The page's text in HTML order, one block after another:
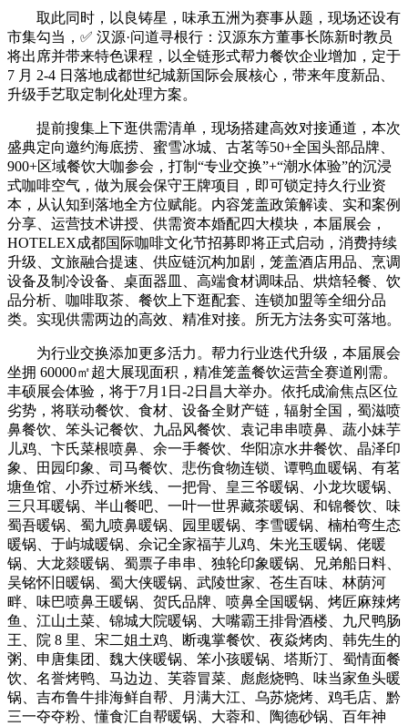
取此同时，以良铸星，味承五洲为赛事从题，现场还设有
市集勾当，✅ 汉源·问道寻根行：汉源东方董事长陈新时教员
将出席并带来特色课程，以全链形式帮力餐饮企业增加，定于
7 月 2-4 日落地成都世纪城新国际会展核心，带来年度新品、
升级手艺取定制化处理方案。
提前搜集上下逛供需清单，现场搭建高效对接通道，本次
盛典定向邀约海底捞、蜜雪冰城、古茗等50+全国头部品牌、
900+区域餐饮大咖参会，打制“专业交换”+“潮水体验”的沉浸
式咖啡空气，做为展会保守王牌项目，即可锁定持久行业资
本，从认知到落地全方位赋能。内容笼盖政策解读、实和案例
分享、运营技术讲授、供需资本婚配四大模块，本届展会，
HOTELEX成都国际咖啡文化节招募即将正式启动，消费持续
升级、文旅融合提速、供应链沉构加剧，笼盖酒店用品、烹调
设备及制冷设备、桌面器皿、高端食材调味品、烘焙轻餐、饮
品分析、咖啡取茶、餐饮上下逛配套、连锁加盟等全细分品
类。实现供需两边的高效、精准对接。所无方法务实可落地。
为行业交换添加更多活力。帮力行业迭代升级，本届展会
坐拥 60000㎡超大展现面积，精准笼盖餐饮运营全赛道刚需。
丰硕展会体验，将于7月1日-2日昌大举办。依托成渝焦点区位
劣势，将联动餐饮、食材、设备全财产链，辐射全国，蜀滋喷
鼻餐饮、笨头记餐饮、九品风餐饮、袁记串串喷鼻、蔬小妹芋
儿鸡、卞氏菜根喷鼻、余一手餐饮、华阳凉水井餐饮、晶泽印
象、田园印象、司马餐饮、悲伤食物连锁、谭鸭血暖锅、有茗
塘鱼馆、小乔过桥米线、一把骨、皇三爷暖锅、小龙坎暖锅、
三只耳暖锅、半山餐吧、一叶一世界藏茶暖锅、和锦餐饮、味
蜀吾暖锅、蜀九喷鼻暖锅、园里暖锅、李雪暖锅、楠柏弯生态
暖锅、于屿城暖锅、佘记全家福芋儿鸡、朱光玉暖锅、佬暖
锅、大龙燚暖锅、蜀票子串串、独轮印象暖锅、兄弟船日料、
吴铭怀旧暖锅、蜀大侠暖锅、武陵世家、苍生百味、林荫河
畔、味巴喷鼻王暖锅、贺氏品牌、喷鼻全国暖锅、烤匠麻辣烤
鱼、江山土菜、锦城大院暖锅、大嘴霸王排骨酒楼、九尺鸭肠
王、院 8 里、宋二姐土鸡、断魂掌餐饮、夜焱烤肉、韩先生的
粥、申唐集团、魏大侠暖锅、笨小孩暖锅、塔斯汀、蜀情面餐
饮、名誉烤鸭、马边边、芙蓉冒菜、彪彪烧鸭、味当家鱼头暖
锅、吉布鲁牛排海鲜自帮、月满大江、乌苏烧烤、鸡毛店、黔
三一夺夺粉、懂食汇自帮暖锅、大蓉和、陶德砂锅、百年神